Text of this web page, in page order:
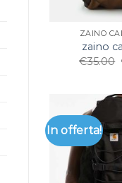
ZAINO
zaino
€35.00
In offerta!